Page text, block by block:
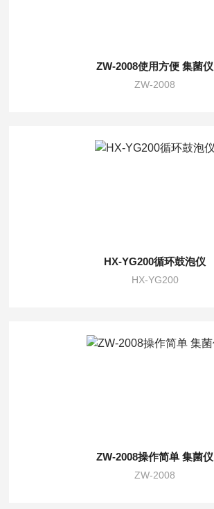
ZW-2008使用方便 集菌仪
ZW-2008
HX-YG200循环鼓泡仪
HX-YG200
ZW-2008操作简单 集菌仪
ZW-2008